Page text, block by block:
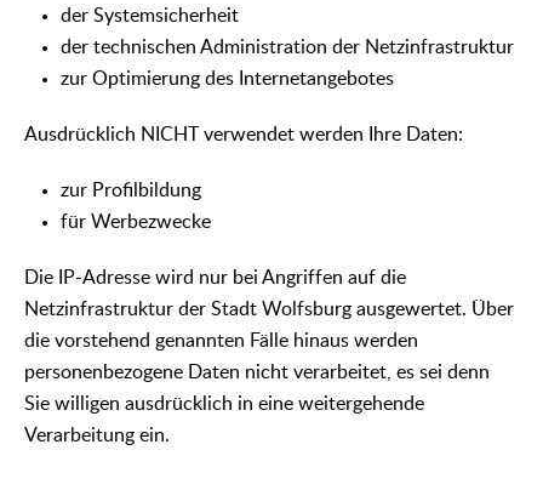
der Systemsicherheit
der technischen Administration der Netzinfrastruktur
zur Optimierung des Internetangebotes
Ausdrücklich NICHT verwendet werden Ihre Daten:
zur Profilbildung
für Werbezwecke
Die IP-Adresse wird nur bei Angriffen auf die
Netzinfrastruktur der Stadt Wolfsburg ausgewertet. Über
die vorstehend genannten Fälle hinaus werden
personenbezogene Daten nicht verarbeitet, es sei denn
Sie willigen ausdrücklich in eine weitergehende
Verarbeitung ein.